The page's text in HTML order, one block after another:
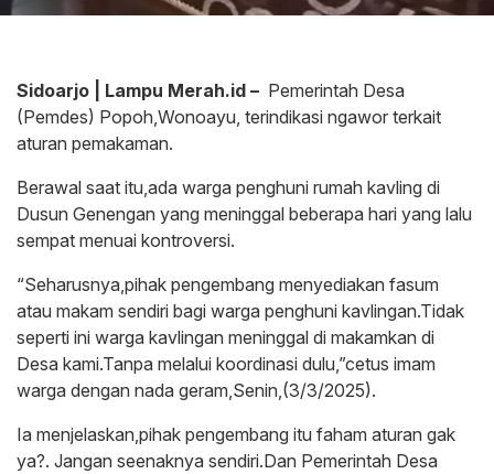
Sidoarjo | Lampu Merah.id – Pemerintah Desa
(Pemdes) Popoh,Wonoayu, terindikasi ngawor terkait
aturan pemakaman.
Berawal saat itu,ada warga penghuni rumah kavling di
Dusun Genengan yang meninggal beberapa hari yang lalu
sempat menuai kontroversi.
“Seharusnya,pihak pengembang menyediakan fasum
atau makam sendiri bagi warga penghuni kavlingan.Tidak
seperti ini warga kavlingan meninggal di makamkan di
Desa kami.Tanpa melalui koordinasi dulu,”cetus imam
warga dengan nada geram,Senin,(3/3/2025).
Ia menjelaskan,pihak pengembang itu faham aturan gak
ya?. Jangan seenaknya sendiri.Dan Pemerintah Desa